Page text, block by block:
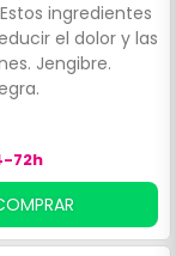
ingredientes
el dolor y las
Jengibre.
72h